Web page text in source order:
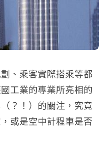
、乘客實際搭乘等都
工業的專業所亮相的
？！）的關注，究竟
或是空中計程車是否